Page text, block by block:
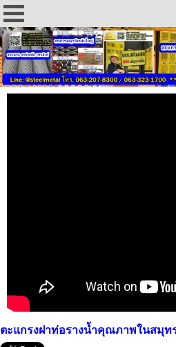
ตะแกรงฝาท่อรางน้ำคุณภาพในสมุท